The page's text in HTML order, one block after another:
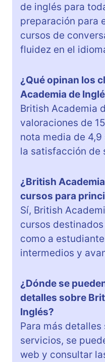
de inglés para
preparación para
cursos de
fluidez en el
¿Qué opinan los
Academia de
British Academia
valoraciones de
nota media de
la satisfacción de
¿British
cursos para
Sí, British
cursos
como a
intermedios y
¿Dónde se
detalles sobre
Inglés?
Para más
servicios, se
web y consultar